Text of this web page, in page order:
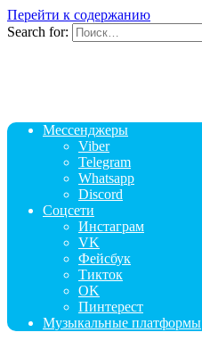
Перейти к содержанию
Search for:
Мессенджеры
Viber
Telegram
Whatsapp
Discord
Соцсети
Инстаграм
VK
Фейсбук
Тикток
OK
Пинтерест
Музыкальные платформы